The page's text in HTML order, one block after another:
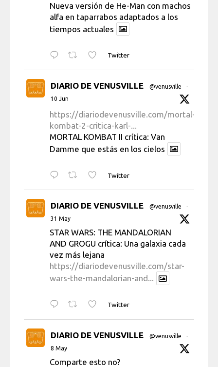
Nueva versión de He-Man con machos
alfa en taparrabos adaptados a los
tiempos actuales
Twitter
DIARIO DE VENUSVILLE @venusville
·
10 Jun
https://diariodevenusville.com/mortal-
kombat-2-critica-karl-...
MORTAL KOMBAT II crítica: Van
Damme que estás en los cielos
Twitter
DIARIO DE VENUSVILLE @venusville
·
31 May
STAR WARS: THE MANDALORIAN
AND GROGU crítica: Una galaxia cada
vez más lejana
https://diariodevenusville.com/star-
wars-the-mandalorian-and...
Twitter
DIARIO DE VENUSVILLE @venusville
·
8 May
Comparte esto no?